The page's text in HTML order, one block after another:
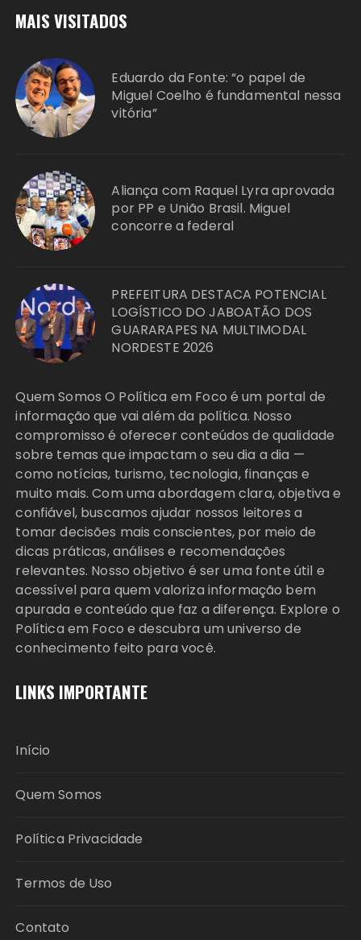
MAIS VISITADOS
Eduardo da Fonte: “o papel de
Miguel Coelho é fundamental nessa
vitória”
Aliança com Raquel Lyra aprovada
por PP e União Brasil. Miguel
concorre a federal
PREFEITURA DESTACA POTENCIAL
LOGÍSTICO DO JABOATÃO DOS
GUARARAPES NA MULTIMODAL
NORDESTE 2026
Quem Somos O Política em Foco é um portal de
informação que vai além da política. Nosso
compromisso é oferecer conteúdos de qualidade
sobre temas que impactam o seu dia a dia —
como notícias, turismo, tecnologia, finanças e
muito mais. Com uma abordagem clara, objetiva e
confiável, buscamos ajudar nossos leitores a
tomar decisões mais conscientes, por meio de
dicas práticas, análises e recomendações
relevantes. Nosso objetivo é ser uma fonte útil e
acessível para quem valoriza informação bem
apurada e conteúdo que faz a diferença. Explore o
Política em Foco e descubra um universo de
conhecimento feito para você.
LINKS IMPORTANTE
Início
Quem Somos
Política Privacidade
Termos de Uso
Contato